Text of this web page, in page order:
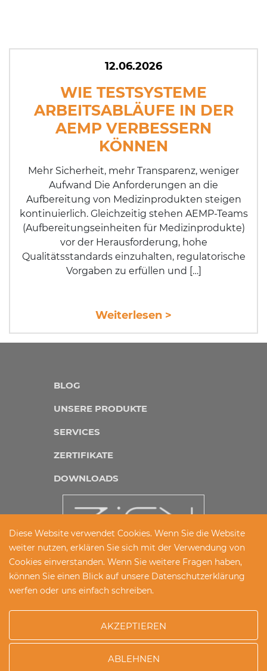
WIE TEST­SYS­TE­ME
ARBEITSABLÄUFE IN DER
AEMP VERBESSERN
KÖNNEN
12.06.2026
Mehr Sicherheit, mehr Transparenz, weniger
Aufwand Die Anforderungen an die
Aufbereitung von Medizinprodukten steigen
kontinuierlich. Gleichzeitig stehen AEMP-Teams
(Aufbereitungseinheiten für Medizinprodukte)
vor der Herausforderung, hohe
Qualitätsstandards einzuhalten, regulatorische
Vorgaben zu erfüllen und […]
Weiterlesen >
BLOG
UNSERE PRODUKTE
SERVICES
ZERTIFIKATE
DOWNLOADS
IMPRESSUM
DATENSCHUTZ
Diese Website verwendet Cookies. Wenn Sie die Website
weiter nutzen, erklären Sie sich mit der Verwendung von
Cookies einverstanden. Wenn Sie weitere Fragen haben,
können Sie einen Blick auf unsere Datenschutzerklärung
werfen oder uns einfach schreiben.
AKZEPTIEREN
ABLEHNEN